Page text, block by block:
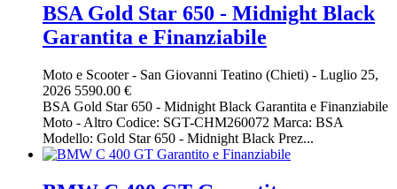
BSA Gold Star 650 - Midnight Black
Garantita e Finanziabile
Moto e Scooter- San Giovanni Teatino (Chieti) - Luglio 25,
2026 5590.00 €
BSA Gold Star 650 - Midnight Black Garantita e Finanziabile
Moto - Altro Codice: SGT-CHM260072 Marca: BSA
Modello: Gold Star 650 - Midnight Black Prez...